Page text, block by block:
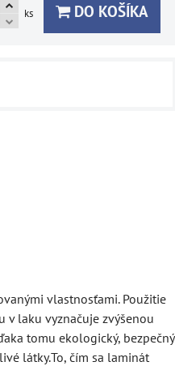
ks DO KOŠÍKA
vlastnosťami. Použitie
laku vyznačuje zvýšenou
tomu ekologický, bezpečný
látky.To, čím sa laminát